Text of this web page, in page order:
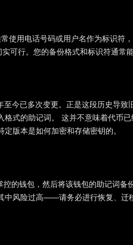
常使用电话号码或用户名作为标识
可行。您的备份格式和标识符通常
今已多次变更。正是这段历史导致
式的助记词。 这并不意味着代币
版本是如何加密和存储密钥的。
的钱包，然后将该钱包的助记词备
中风险过高——请务必进行恢复、迁